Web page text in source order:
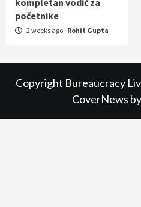
početnike
2 weeks ago Rohit Gupta
Copyright Bureaucracy
CoverNews